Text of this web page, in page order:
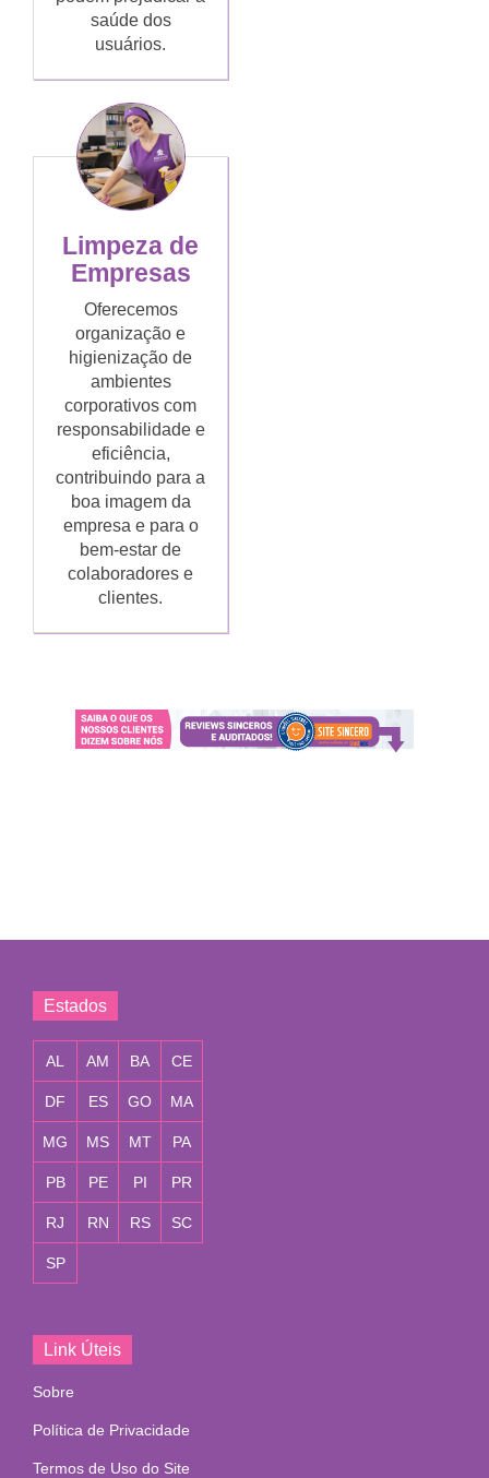
saúde dos
usuários.
Limpeza de
Empresas
Oferecemos
organização e
higienização de
ambientes
corporativos com
responsabilidade e
eficiência,
contribuindo para a
boa imagem da
empresa e para o
bem-estar de
colaboradores e
clientes.
Estados
AL AM BA CE
DF ES GO MA
MG MS MT PA
PB PE PI PR
RJ RN RS SC
SP
Link Úteis
Sobre
Política de Privacidade
Termos de Uso do Site